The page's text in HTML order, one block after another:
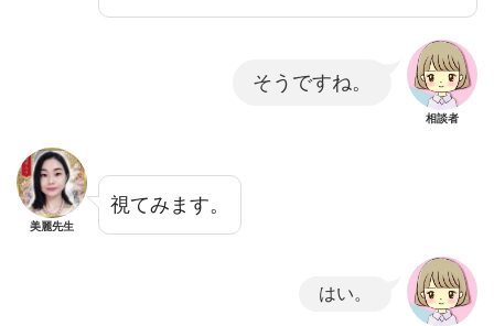
そうですね。
相談者
美麗先生
視てみます。
はい。